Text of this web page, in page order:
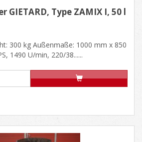
GIETARD, Type ZAMIX I, 50 l
300 kg Außenmaße: 1000 mm x 850
1490 U/min, 220/38......